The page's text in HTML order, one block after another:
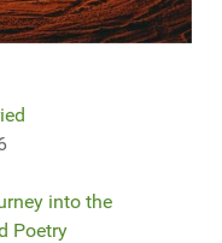
into the
Poetry